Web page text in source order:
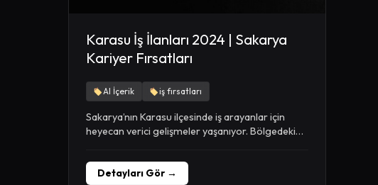
Karasu İş İlanları 2024 | Sakarya
Kariyer Fırsatları
AI İçerik iş fırsatları
Sakarya’nın Karasu ilçesinde iş arayanlar için
heyecan verici gelişmeler yaşanıyor. Bölgedeki
Detayları Gör →